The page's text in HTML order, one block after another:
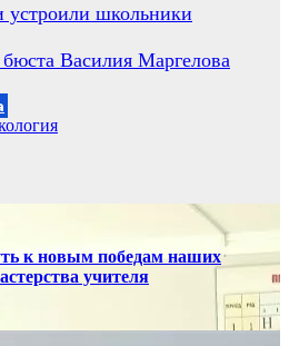
устроили школьники
Василия Маргелова
к новым победам наших
учителя